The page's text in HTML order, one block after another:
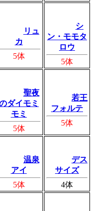
リュ
カ
5体
シ
ン・モモタ
ロウ
5体
聖夜
ダイモミ
モミ
5体
若王
フォルテ
5体
温泉
アイ
5体
デス
サイズ
4体